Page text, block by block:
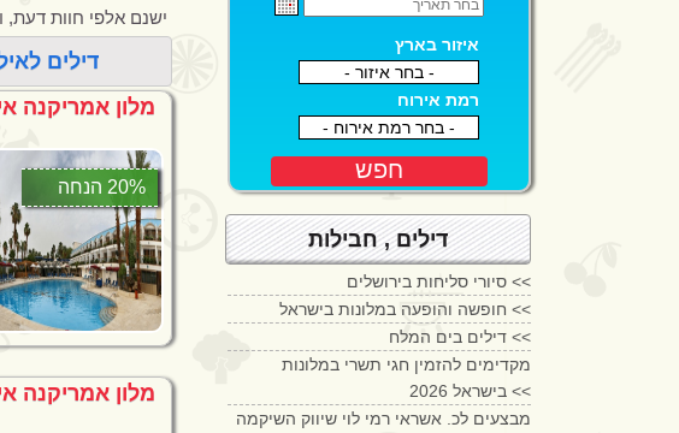
ישנם אלפי חוות דעת,
דילים לאילת,
מלון אמריקנה
20% הנחה
מלון אמריקנה
איזור בארץ
- בחר איזור -
רמת אירוח
- בחר רמת אירוח -
חפש
דילים , חבילות
סיורי סליחות בירושלים <<
חופשה והופעה במלונות בישראל <<
דילים בים המלח <<
מקדימים להזמין חגי תשרי במלונות
בישראל 2026 <<
מבצעים לכ. אשראי רמי לוי שיווק השיקמה